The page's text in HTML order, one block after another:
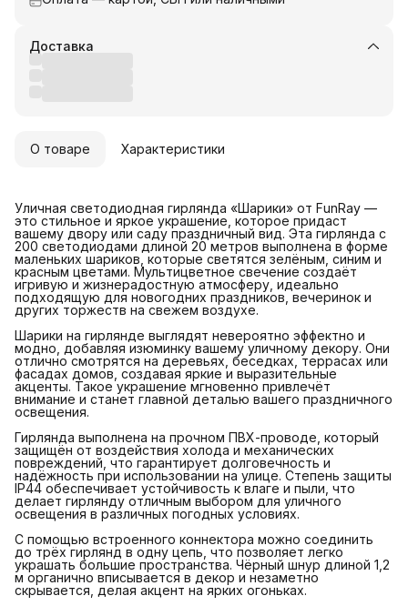
Доставка
О товаре Характеристики
Уличная светодиодная гирлянда «Шарики» от FunRay —
это стильное и яркое украшение, которое придаст
вашему двору или саду праздничный вид. Эта гирлянда с
200 светодиодами длиной 20 метров выполнена в форме
маленьких шариков, которые светятся зелёным, синим и
красным цветами. Мультицветное свечение создаёт
игривую и жизнерадостную атмосферу, идеально
подходящую для новогодних праздников, вечеринок и
других торжеств на свежем воздухе.
Шарики на гирлянде выглядят невероятно эффектно и
модно, добавляя изюминку вашему уличному декору. Они
отлично смотрятся на деревьях, беседках, террасах или
фасадах домов, создавая яркие и выразительные
акценты. Такое украшение мгновенно привлечёт
внимание и станет главной деталью вашего праздничного
освещения.
Гирлянда выполнена на прочном ПВХ-проводе, который
защищён от воздействия холода и механических
повреждений, что гарантирует долговечность и
надёжность при использовании на улице. Степень защиты
IP44 обеспечивает устойчивость к влаге и пыли, что
делает гирлянду отличным выбором для уличного
освещения в различных погодных условиях.
С помощью встроенного коннектора можно соединить
до трёх гирлянд в одну цепь, что позволяет легко
украшать большие пространства. Чёрный шнур длиной 1,2
м органично вписывается в декор и незаметно
скрывается, делая акцент на ярких огоньках.